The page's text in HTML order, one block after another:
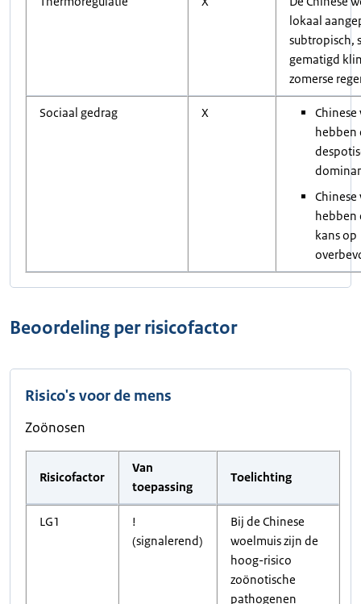
lokaal
subtropisch,
gematigd
zomerse
Sociaal gedrag X
hebben
hebben
kans op
Beoordeling per risicofactor
Risico's voor de mens
Zoönosen
Risicofactor
Van
toepassing
Toelichting
LG1
!
(signalerend)
Bij de Chinese
woelmuis zijn de
hoog-risico
zoönotische
pathogenen